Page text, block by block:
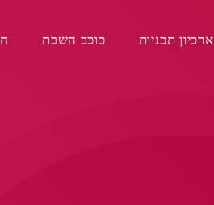
כוכב השבת ארכיון תכניות